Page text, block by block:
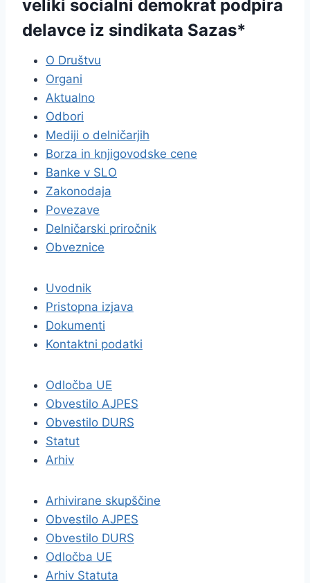
veliki socialni demokrat podpira
delavce iz sindikata Sazas*
O Društvu
Organi
Aktualno
Odbori
Mediji o delničarjih
Borza in knjigovodske cene
Banke v SLO
Zakonodaja
Povezave
Delničarski priročnik
Obveznice
Uvodnik
Pristopna izjava
Dokumenti
Kontaktni podatki
Odločba UE
Obvestilo AJPES
Obvestilo DURS
Statut
Arhiv
Arhivirane skupščine
Obvestilo AJPES
Obvestilo DURS
Odločba UE
Arhiv Statuta